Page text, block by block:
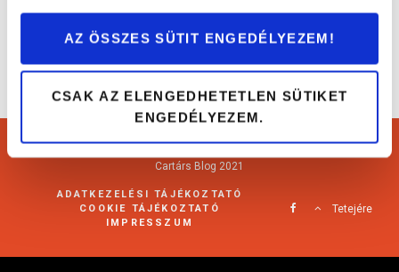
AZ ÖSSZES SÜTIT ENGEDÉLYEZEM!
CSAK AZ ELENGEDHETETLEN SÜTIKET
ENGEDÉLYEZEM.
Cartárs Blog 2021
ADATKEZELÉSI TÁJÉKOZTATÓ
COOKIE TÁJÉKOZTATÓ
IMPRESSZUM
Tetejére